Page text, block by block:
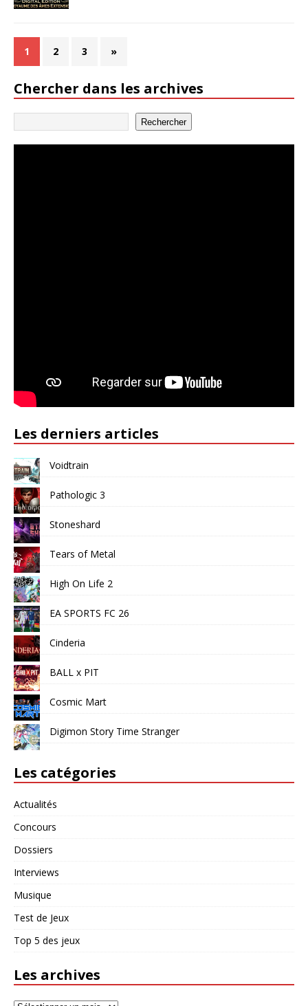
1 2 3 »
Chercher dans les archives
Rechercher
Les derniers articles
Voidtrain
Pathologic 3
Stoneshard
Tears of Metal
High On Life 2
EA SPORTS FC 26
Cinderia
BALL x PIT
Cosmic Mart
Digimon Story Time Stranger
Les catégories
Actualités
Concours
Dossiers
Interviews
Musique
Test de Jeux
Top 5 des jeux
Les archives